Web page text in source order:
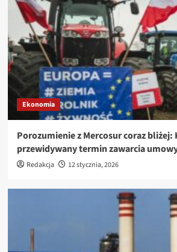
Ekonomia
Porozumienie z Mercosur coraz bliżej:
przewidywany termin zawarcia
Redakcja 12 stycznia, 2026